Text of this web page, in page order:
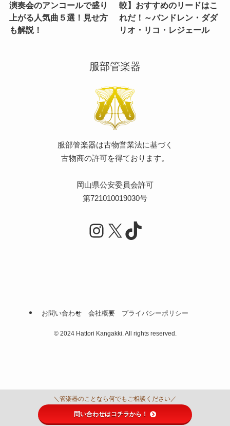
演奏会のアンコールで盛り
上がる人気曲５選！見せ方
も解説！
較】おすすめのリードはこ
れだ！～バンドレン・ダダ
リオ・リコ・レジェール
服部管楽器
服部管楽器は古物営業法に基づく
古物商の許可を得ております。
岡山県公安委員会許可
第721010019030号
Instagram
X TikTok
お問い合わせ 会社概要 プライバシーポリシー
©2024 Hattori Kangakki. All rights reserved.
＼管楽器のことなら何でもご相談ください／
問い合わせはコチラから！